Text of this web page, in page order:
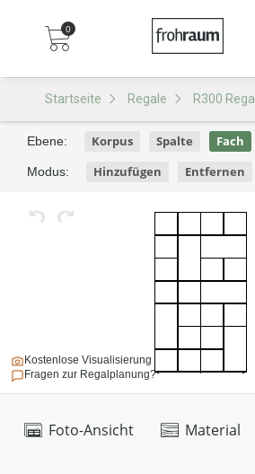
0
Startseite Regale R300 Regal
Foto-Ansicht Material
Kostenlose Visualisierung
Fragen zur Regalplanung?
Ebene: Korpus Spalte Fach
Modus: Hinzufügen Entfernen